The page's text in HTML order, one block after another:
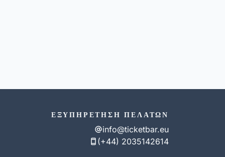
ΕΞΥΠΗΡΈΤΗΣΗ ΠΕΛΑΤΏΝ
info@ticketbar.eu
(+44) 2035142614